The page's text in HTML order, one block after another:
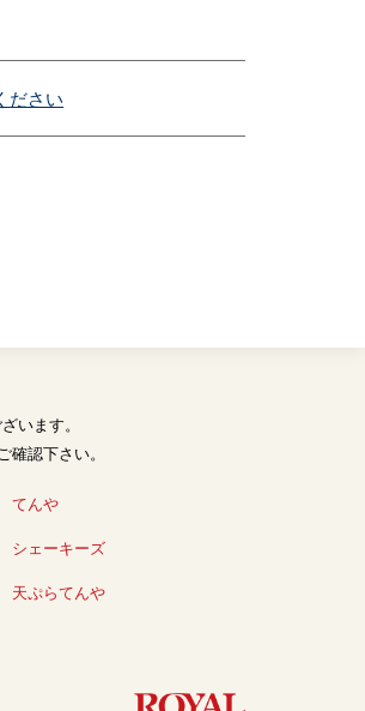
ださい
います。
認下さい。
てんや
シェーキーズ
天ぷらてんや